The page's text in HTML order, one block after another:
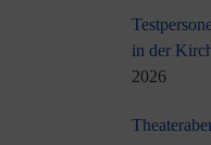
in der
2026